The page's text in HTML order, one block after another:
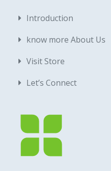
Introduction
know more About Us
Visit Store
Let’s Connect